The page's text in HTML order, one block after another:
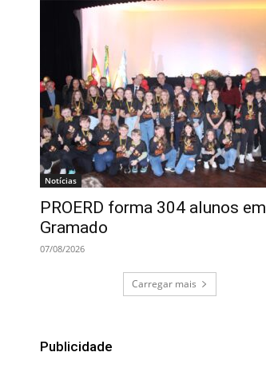
Notícias
PROERD forma 304 alunos em
Gramado
07/08/2026
Carregar mais
Publicidade